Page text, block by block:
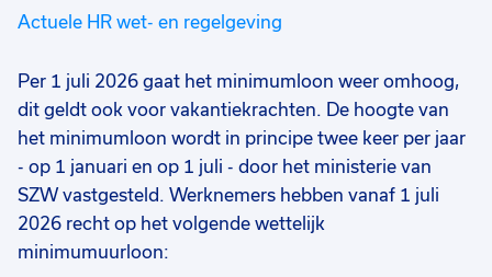
Actuele HR wet- en regelgeving
Per 1 juli 2026 gaat het minimumloon weer omhoog,
dit geldt ook voor vakantiekrachten. De hoogte van
het minimumloon wordt in principe twee keer per jaar
- op 1 januari en op 1 juli - door het ministerie van
SZW vastgesteld. Werknemers hebben vanaf 1 juli
2026 recht op het volgende wettelijk
minimumuurloon: